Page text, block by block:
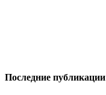
Последние публикации